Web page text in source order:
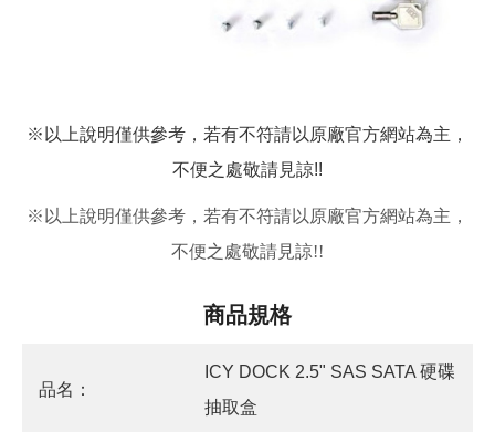
※以上說明僅供參考，若有不符請以原廠官方網站為主，
不便之處敬請見諒!!
※ 以上說明僅供參考，若有不符請以原廠官方網站為主，
不便之處敬請見諒!!
商品規格
品名：
ICY DOCK 2.5" SAS SATA 硬碟
抽取盒